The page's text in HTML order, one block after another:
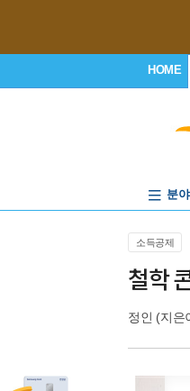
HOME
분
소득공제
철학
정인 (지은